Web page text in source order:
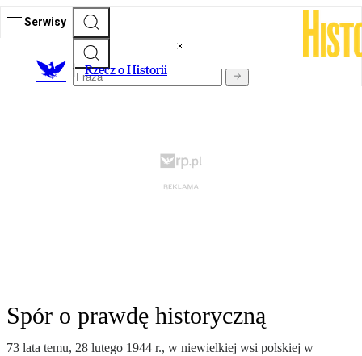
Serwisy
Rzecz o Historii
Spór o prawdę historyczną
73 lata temu, 28 lutego 1944 r., w niewielkiej wsi polskiej w